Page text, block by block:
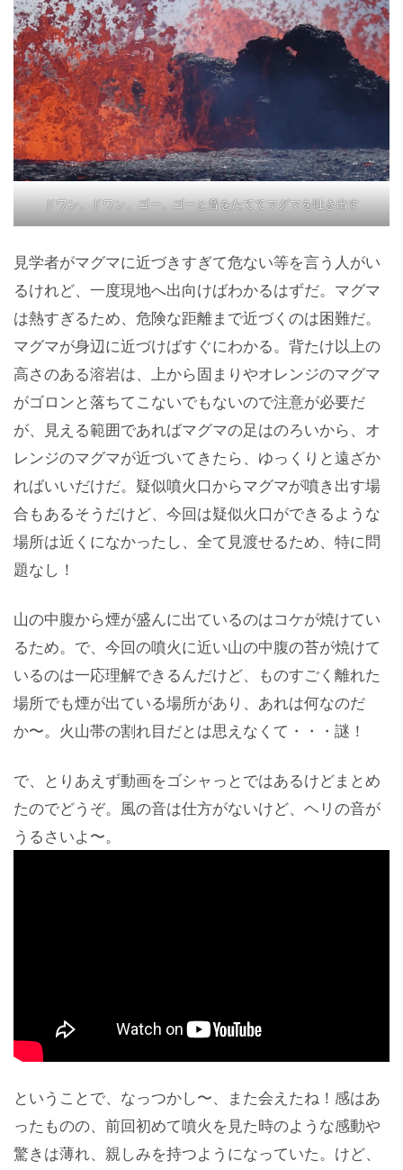
ドワン、ドワン、ゴー、ゴーと音をたててマグマを吐き出す
見学者がマグマに近づきすぎて危ない等を言う人がい
るけれど、一度現地へ出向けばわかるはずだ。マグマ
は熱すぎるため、危険な距離まで近づくのは困難だ。
マグマが身辺に近づけばすぐにわかる。背たけ以上の
高さのある溶岩は、上から固まりやオレンジのマグマ
がゴロンと落ちてこないでもないので注意が必要だ
が、見える範囲であればマグマの足はのろいから、オ
レンジのマグマが近づいてきたら、ゆっくりと遠ざか
ればいいだけだ。疑似噴火口からマグマが噴き出す場
合もあるそうだけど、今回は疑似火口ができるような
場所は近くになかったし、全て見渡せるため、特に問
題なし！
山の中腹から煙が盛んに出ているのはコケが焼けてい
るため。で、今回の噴火に近い山の中腹の苔が焼けて
いるのは一応理解できるんだけど、ものすごく離れた
場所でも煙が出ている場所があり、あれは何なのだ
か〜。火山帯の割れ目だとは思えなくて・・・謎！
で、とりあえず動画をゴシャっとではあるけどまとめ
たのでどうぞ。風の音は仕方がないけど、ヘリの音が
うるさいよ〜。
ということで、なっつかし〜、また会えたね！感はあ
ったものの、前回初めて噴火を見た時のような感動や
驚きは薄れ、親しみを持つようになっていた。けど、